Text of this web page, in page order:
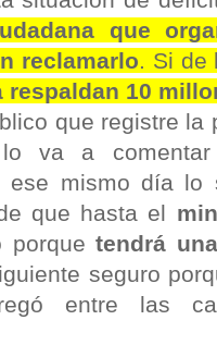
que
reclamarlo. Si de
respaldan 10
que registre la
lo va a
ese mismo día
que hasta el
porquetendrá
seguro
entre las